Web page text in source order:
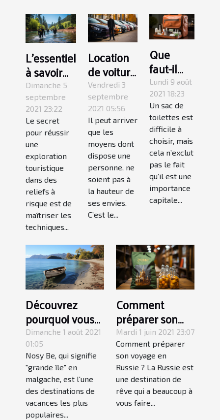
L'essentiel
à savoir
sur le
couplage
du
canyoning
et du
rafting
Dimanche 5
septembre
2021 23:22
Le secret
pour réussir
une
exploration
touristique
dans des
reliefs à
risque est de
maîtriser les
techniques...
Location
de voiture
: les
conditions
à remplir
Vendredi 3
septembre
2021 05:56
Il peut arriver
que les
moyens dont
dispose une
personne, ne
soient pas à
la hauteur de
ses envies.
C’est le...
Que
faut-il
savoir
sur un
sac de
toilettes
?
Lundi 9 août
2021 18:23
Un sac de
toilettes est
difficile à
choisir, mais
cela n’exclut
pas le fait
qu’il est une
importance
capitale...
Découvrez
pourquoi vous
devriez visiter
Nosy Be à
Madagascar
Dimanche 1 août 2021
01:05
Nosy Be, qui signifie
"grande île" en
malgache, est l'une
des destinations de
vacances les plus
populaires...
Comment
préparer son
voyage en
Russie ?
Mardi 1 juin 2021 23:07
Comment préparer
son voyage en
Russie ? La Russie est
une destination de
rêve qui a beaucoup à
vous faire...